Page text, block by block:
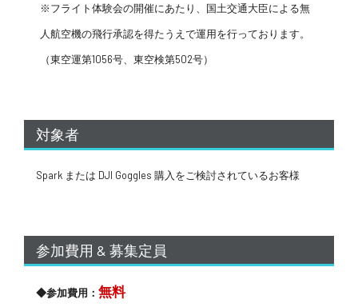
※フライト体験会の開催にあたり、国土交通大臣による無
人航空機の飛行承認を得たうえで運用を行っております。
（東空運第1056号、東空検第502号）
対象者
Spark または DJI Goggles 購入をご検討されているお客様
参加費用 & 募集定員
◆参加費用： 無料